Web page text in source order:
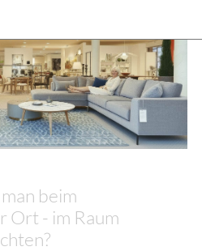
beim
Ort - im Raum